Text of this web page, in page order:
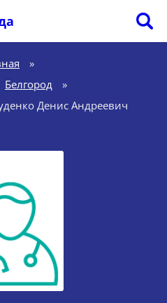
»
Белгород
»
Денис Андреевич